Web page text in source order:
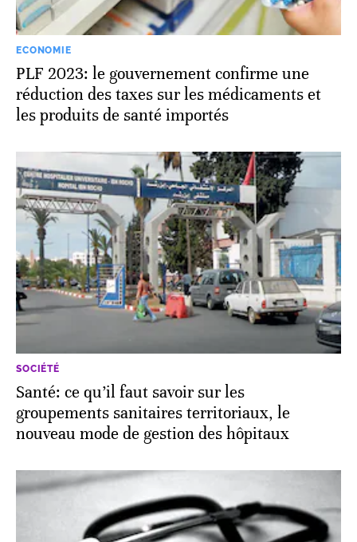
ECONOMIE
PLF 2023: le gouvernement confirme une
réduction des taxes sur les médicaments et
les produits de santé importés
SOCIÉTÉ
Santé: ce qu’il faut savoir sur les
groupements sanitaires territoriaux, le
nouveau mode de gestion des hôpitaux